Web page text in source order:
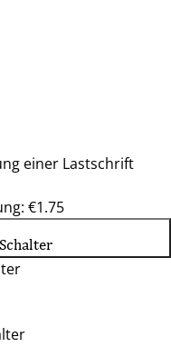
einer Lastschrift
€1.75